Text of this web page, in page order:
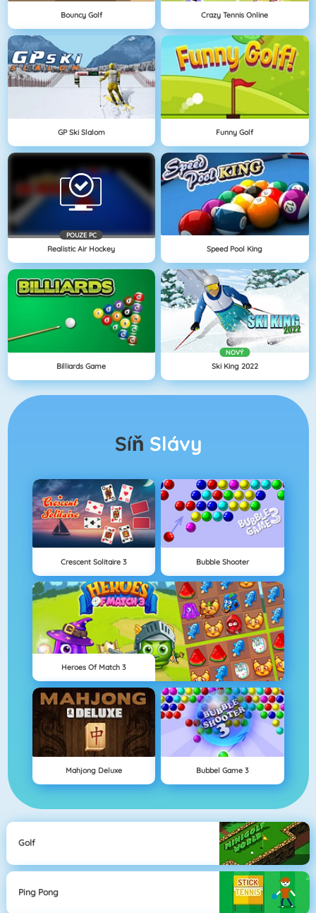
Bouncy Golf Crazy Tennis Online
GP Ski Slalom Funny Golf
POUZE PC
Realistic Air Hockey Speed Pool King
Billiards Game
NOVÝ
Ski King 2022
Síň Slávy
Crescent Solitaire 3 Bubble Shooter
Heroes Of Match 3
Mahjong Deluxe Bubbel Game 3
Golf
Ping Pong